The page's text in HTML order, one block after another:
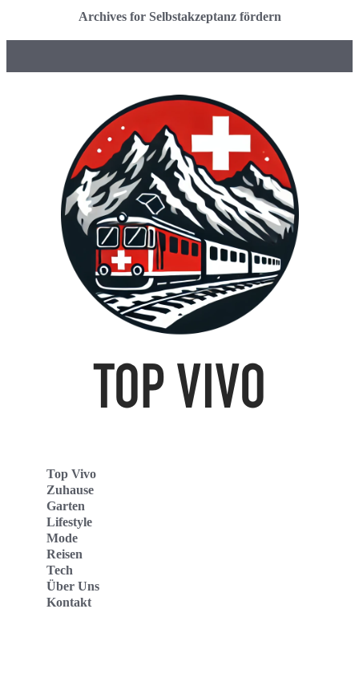
Archives for Selbstakzeptanz fördern
Top Vivo
Zuhause
Garten
Lifestyle
Mode
Reisen
Tech
Über Uns
Kontakt